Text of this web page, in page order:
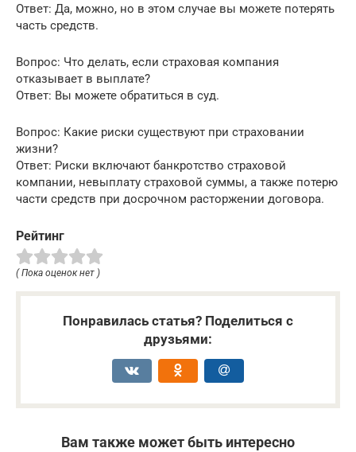
Ответ: Да, можно, но в этом случае вы можете потерять
часть средств.
Вопрос: Что делать, если страховая компания
отказывает в выплате?
Ответ: Вы можете обратиться в суд.
Вопрос: Какие риски существуют при страховании
жизни?
Ответ: Риски включают банкротство страховой
компании, невыплату страховой суммы, а также потерю
части средств при досрочном расторжении договора.
Рейтинг
( Пока оценок нет )
Понравилась статья? Поделиться с
друзьями:
Вам также может быть интересно